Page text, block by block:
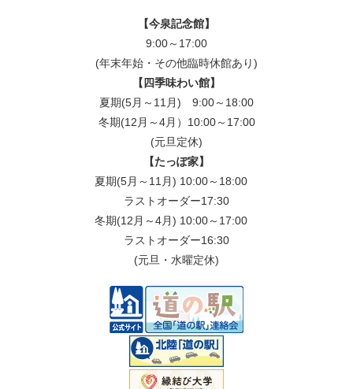
【今泉記念館】
9:00～17:00
(年末年始・その他臨時休館あり)
【四季味わい館】
夏期(5月～11月) 9:00～18:00
冬期(12月～4月）10:00～17:00
(元旦定休)
【たっぽ家】
夏期(5月～11月) 10:00～18:00
ラストオーダー17:30
冬期(12月～4月) 10:00～17:00
ラストオーダー16:30
(元旦・水曜定休)